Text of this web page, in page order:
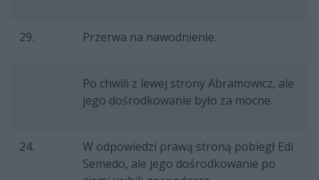
29. Przerwa na nawodnienie.
Po chwili z lewej strony Abramowicz, ale
jego dośrodkowanie było za mocne.
24.
W odpowiedzi prawą stroną pobiegł Edi
Semedo, ale jego dośrodkowanie po